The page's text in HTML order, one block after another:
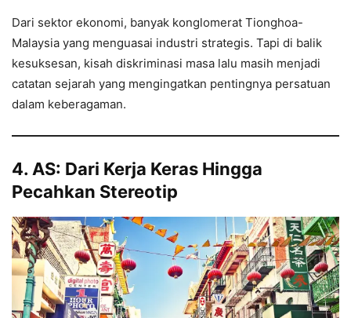
Dari sektor ekonomi, banyak konglomerat Tionghoa-
Malaysia yang menguasai industri strategis. Tapi di balik
kesuksesan, kisah diskriminasi masa lalu masih menjadi
catatan sejarah yang mengingatkan pentingnya persatuan
dalam keberagaman.
4. AS: Dari Kerja Keras Hingga
Pecahkan Stereotip